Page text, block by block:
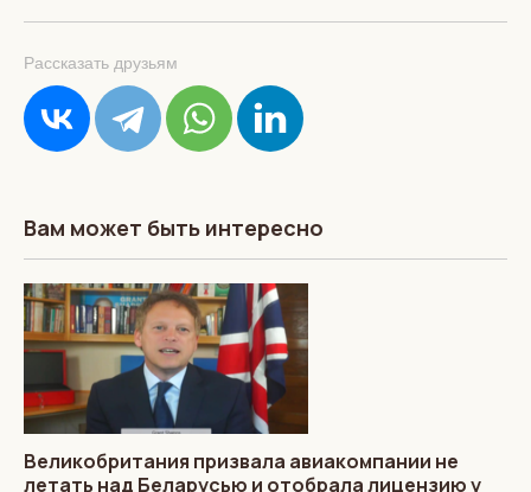
Рассказать друзьям
Вам может быть интересно
Великобритания призвала авиакомпании не
летать над Беларусью и отобрала лицензию у